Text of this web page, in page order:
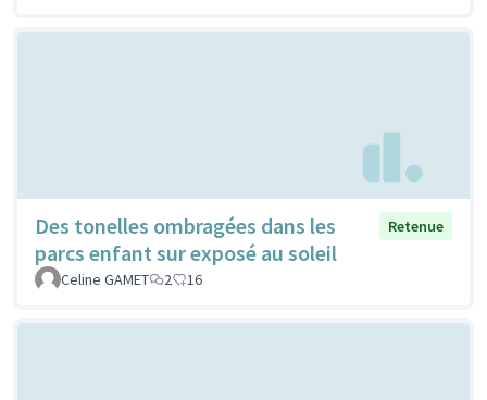
Des tonelles ombragées dans les
parcs enfant sur exposé au soleil
Retenue
Celine GAMET 2 16